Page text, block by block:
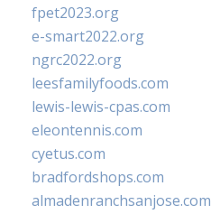
fpet2023.org
e-smart2022.org
ngrc2022.org
leesfamilyfoods.com
lewis-lewis-cpas.com
eleontennis.com
cyetus.com
bradfordshops.com
almadenranchsanjose.com